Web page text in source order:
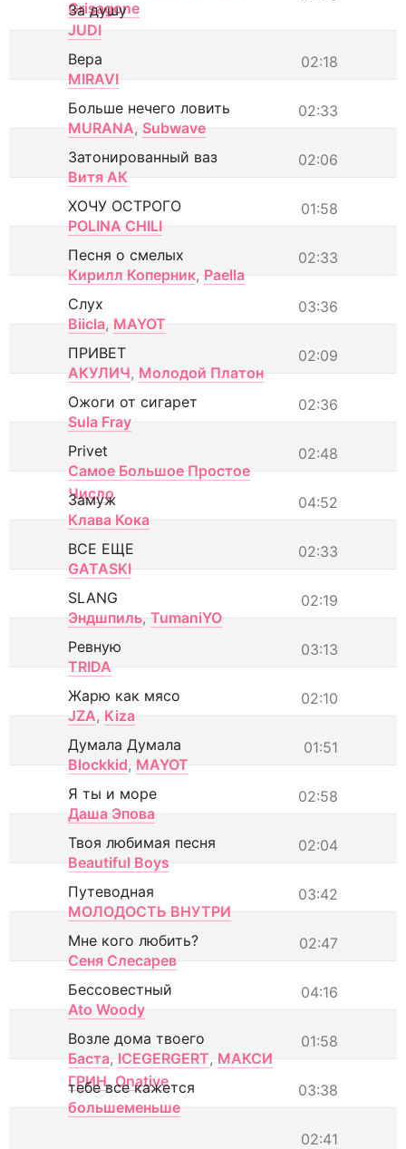
Grisagone
За душу
JUDI
02:18
Вера
MIRAVI
02:33
Больше нечего ловить
MURANA, Subwave
02:06
Затонированный ваз
Витя АК
01:58
ХОЧУ ОСТРОГО
POLINA CHILI
02:33
Песня о смелых
Кирилл Коперник, Paella
03:36
Слух
Biicla, MAYOT
02:09
ПРИВЕТ
АКУЛИЧ, Молодой Платон
02:36
Ожоги от сигарет
Sula Fray
02:48
Privet
Самое Большое Простое
Число
04:52
Замуж
Клава Кока
02:33
ВСЕ ЕЩЕ
GATASKI
02:19
SLANG
Эндшпиль, TumaniYO
03:13
Ревную
TRIDA
02:10
Жарю как мясо
JZA, Kiza
01:51
Думала Думала
Blockkid, MAYOT
02:58
Я ты и море
Даша Эпова
02:04
Твоя любимая песня
Beautiful Boys
03:42
Путеводная
МОЛОДОСТЬ ВНУТРИ
02:47
Мне кого любить?
Сеня Слесарев
04:16
Бессовестный
Ato Woody
01:58
Возле дома твоего
Баста, ICEGERGERT, МАКСИ
ГРИН, Onative 03:38
тебе все кажется
большеменьше
02:41